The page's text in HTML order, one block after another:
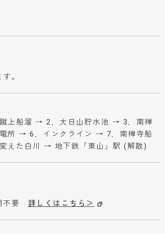
。
上船溜 → 2．大日山貯水池 → 3．南禅
所 → 6．インクライン → 7．南禅寺船
えた白川 → 地下鉄「東山」駅 (解散)
不要 詳しくはこちら＞